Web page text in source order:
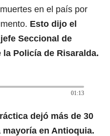
en el país por
Esto dijo el
Seccional de
Policía de Risaralda.
01:13
dejó más de 30
en Antioquia.